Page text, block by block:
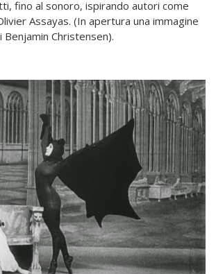
fino al sonoro, ispirando autori come
Assayas. (In apertura una immagine
Christensen).